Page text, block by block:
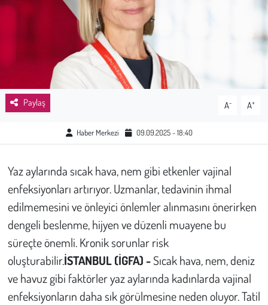
Paylaş A- A+
Haber Merkezi 09.09.2025 - 18:40
Yaz aylarında sıcak hava, nem gibi etkenler vajinal
enfeksiyonları artırıyor. Uzmanlar, tedavinin ihmal
edilmemesini ve önleyici önlemler alınmasını önerirken
dengeli beslenme, hijyen ve düzenli muayene bu
süreçte önemli. Kronik sorunlar risk
oluşturabilir.İSTANBUL (İGFA) -Sıcak hava, nem, deniz
ve havuz gibi faktörler yaz aylarında kadınlarda vajinal
enfeksiyonların daha sık görülmesine neden oluyor. Tatil
Emek
Spor
Çocuk
Kültür Sanat
Bilim - Teknoloji
Hayvan Hakları
Çevre